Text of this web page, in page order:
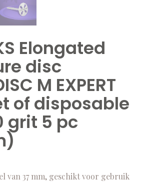
Elongated
disc
M EXPERT
of disposable
grit 5 pc
van 37 mm, geschikt voor gebruik